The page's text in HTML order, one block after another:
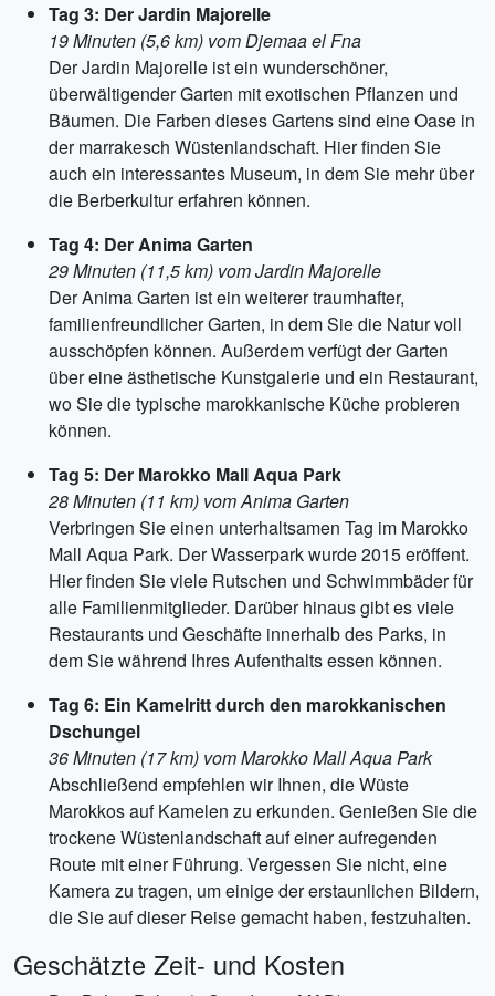
Tag 3: Der Jardin Majorelle
19 Minuten (5,6 km) vom Djemaa el Fna
Der Jardin Majorelle ist ein wunderschöner,
überwältigender Garten mit exotischen Pflanzen und
Bäumen. Die Farben dieses Gartens sind eine Oase in
der marrakesch Wüstenlandschaft. Hier finden Sie
auch ein interessantes Museum, in dem Sie mehr über
die Berberkultur erfahren können.
Tag 4: Der Anima Garten
29 Minuten (11,5 km) vom Jardin Majorelle
Der Anima Garten ist ein weiterer traumhafter,
familienfreundlicher Garten, in dem Sie die Natur voll
ausschöpfen können. Außerdem verfügt der Garten
über eine ästhetische Kunstgalerie und ein Restaurant,
wo Sie die typische marokkanische Küche probieren
können.
Tag 5: Der Marokko Mall Aqua Park
28 Minuten (11 km) vom Anima Garten
Verbringen Sie einen unterhaltsamen Tag im Marokko
Mall Aqua Park. Der Wasserpark wurde 2015 eröffent.
Hier finden Sie viele Rutschen und Schwimmbäder für
alle Familienmitglieder. Darüber hinaus gibt es viele
Restaurants und Geschäfte innerhalb des Parks, in
dem Sie während Ihres Aufenthalts essen können.
Tag 6: Ein Kamelritt durch den marokkanischen
Dschungel
36 Minuten (17 km) vom Marokko Mall Aqua Park
Abschließend empfehlen wir Ihnen, die Wüste
Marokkos auf Kamelen zu erkunden. Genießen Sie die
trockene Wüstenlandschaft auf einer aufregenden
Route mit einer Führung. Vergessen Sie nicht, eine
Kamera zu tragen, um einige der erstaunlichen Bildern,
die Sie auf dieser Reise gemacht haben, festzuhalten.
Geschätzte Zeit- und Kosten